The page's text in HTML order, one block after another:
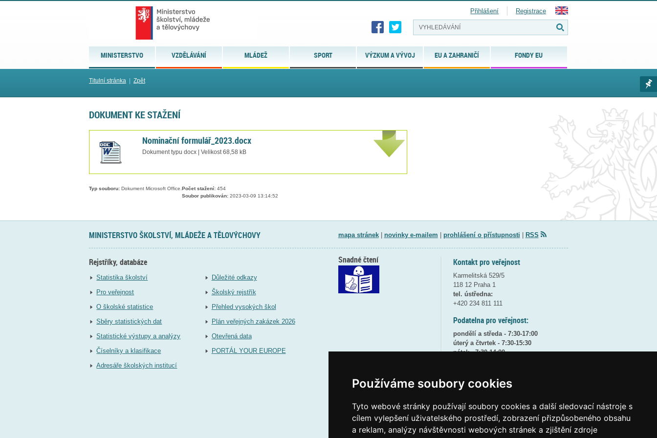
Používáme soubory cookies
Tyto webové stránky používají soubory cookies a další sledovací nástroje s
cílem vylepšení uživatelského prostředí, zobrazení přizpůsobeného obsahu
a reklam, analýzy návštěvnosti webových stránek a zjištění zdroje
MINISTERSTVO VZDĚLÁVÁNÍ MLÁDEŽ SPORT VÝZKUM A VÝVOJ EU A ZAHRANIČÍ FONDY EU
Přihlášení Registrace
Titulní stránka Zpět
DOKUMENT KE STAŽENÍ
Nominační formulář_2023.docx
Dokument typu docx | Velikost 68,58 kB
Typ souboru: Dokument Microsoft Office. Počet stažení: 454
Soubor publikován: 2023-03-09 13:14:52
MINISTERSTVO ŠKOLSTVÍ, MLÁDEŽE A TĚLOVÝCHOVY mapa stránek| novinky e-mailem prohlášení o přístupnosti RSS
Rejstříky, databáze
Statistika školství
Pro veřejnost
O školské statistice
Sběry statistických dat
Statistické výstupy a analýzy
Číselníky a klasifikace
Adresáře školských institucí
Důležité odkazy
Školský rejstřík
Přehled vysokých škol
Plán veřejných zakázek 2026
Otevřená data
PORTÁL YOUR EUROPE
Kontakt pro veřejnost
Karmelitská 529/5
118 12 Praha 1
tel. ústředna:
+420 234 811 111
Podatelna pro veřejnost:
pondělí a středa - 7:30-17:00
úterý a čtvrtek - 7:30-15:30
pátek - 7:30-14:00
(více informacíZDE)
posta@msmtgovcz
ID datové schránky: vidaawt
Snadné čtení